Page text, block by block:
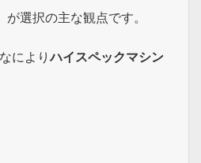
」が選択の主な観点です。
によりハイスペックマシン